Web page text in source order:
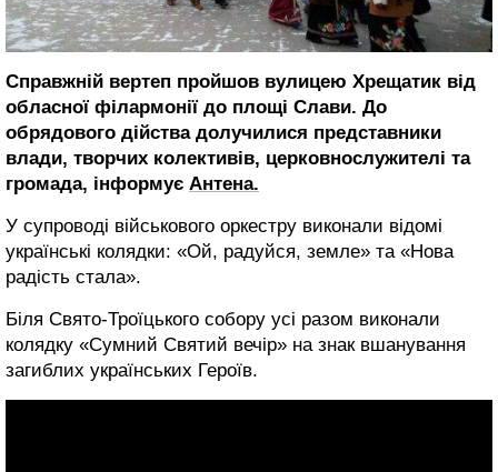
Справжній вертеп пройшов вулицею Хрещатик від
обласної філармонії до площі Слави. До
обрядового дійства долучилися представники
влади, творчих колективів, церковнослужителі та
громада, інформує Антена.
У супроводі військового оркестру виконали відомі
українські колядки: «Ой, радуйся, земле» та «Нова
радість стала».
Біля Свято-Троїцького собору усі разом виконали
колядку «Сумний Святий вечір» на знак вшанування
загиблих українських Героїв.